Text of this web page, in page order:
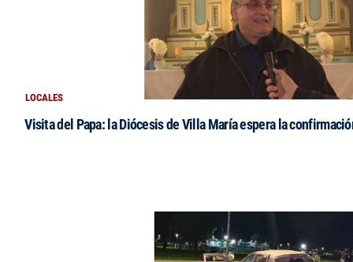
LOCALES
Visita del Papa: la Diócesis de Villa María espera la